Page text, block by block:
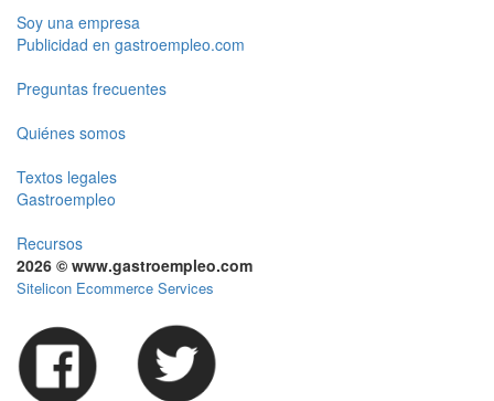
Soy una empresa
Publicidad en gastroempleo.com
Preguntas frecuentes
Quiénes somos
Textos legales
Gastroempleo
Recursos
2026 © www.gastroempleo.com
Sitelicon Ecommerce Services